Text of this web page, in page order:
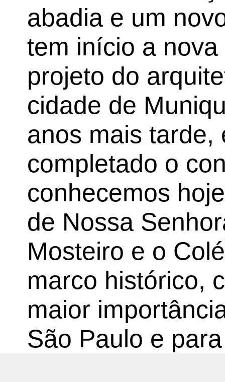
abadia e um
tem início a
projeto do
cidade de
anos mais
completado o
conhecemos
de Nossa
Mosteiro e o
marco histórico,
maior
São Paulo e